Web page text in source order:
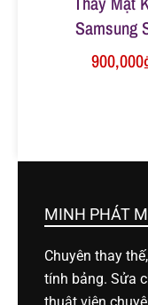
Samsung
900,000
MINH PHÁT
Chuyên thay
tính bảng. Sửa